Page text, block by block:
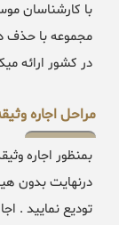
با کارشناسان
مجموعه با حذف
در کشور ارائه
مراحل اجاره
بمنظور اجاره
درنهایت بدون
تودیع نمایید .